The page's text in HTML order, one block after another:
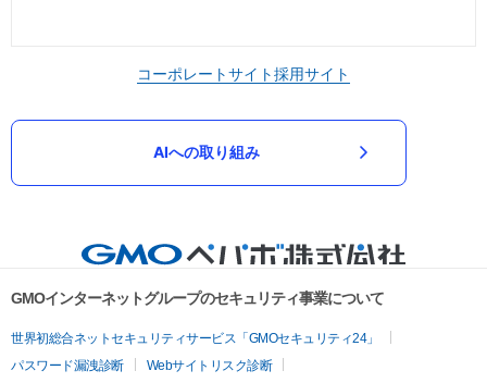
コーポレートサイト採用サイト
AIへの取り組み
GMOインターネットグループのセキュリティ事業について
世界初総合ネットセキュリティサービス「GMOセキュリティ24」
パスワード漏洩診断
Webサイトリスク診断